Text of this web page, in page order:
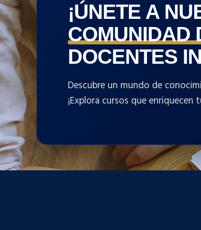
¡ÚNETE A
COMUNIDAD
DOCENTES
Descubre un mundo de
¡Explora cursos que enriquecen